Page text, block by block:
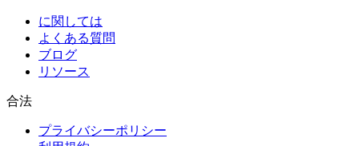
に関しては
よくある質問
ブログ
リソース
合法
プライバシーポリシー